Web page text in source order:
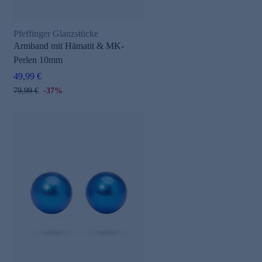
Pfeffinger Glanzstücke
Armband mit Hämatit & MK-
Perlen 10mm
49,99 €
79,99 € -37%